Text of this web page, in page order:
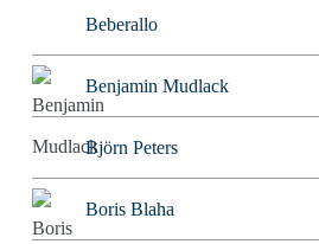
Beberallo
Benjamin Mudlack
Björn Peters
Boris Blaha